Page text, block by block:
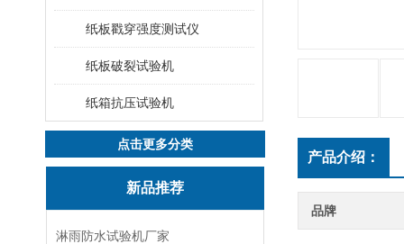
纸板戳穿强度测试仪
纸板破裂试验机
纸箱抗压试验机
点击更多分类
新品推荐
淋雨防水试验机厂家
产品介绍：
品牌